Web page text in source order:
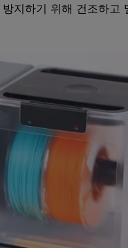
지하기 위해 건조하고